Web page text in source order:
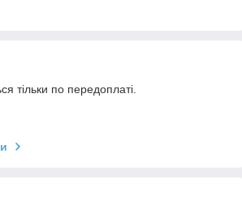
тільки по передоплаті.